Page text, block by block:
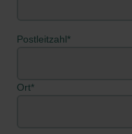
Postleitzahl*
Ort*